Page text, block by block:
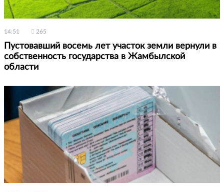
14:51 265
Пустовавший восемь лет участок земли вернули в
собственность государства в Жамбылской
области